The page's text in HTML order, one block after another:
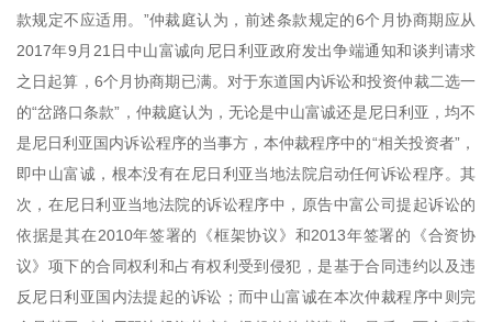
款规定不应适用。”仲裁庭认为，前述条款规定的6个月协商期应从
2017年9月21日中山富诚向尼日利亚政府发出争端通知和谈判请求
之日起算，6个月协商期已满。对于东道国内诉讼和投资仲裁二选一
的“岔路口条款”，仲裁庭认为，无论是中山富诚还是尼日利亚，均不
是尼日利亚国内诉讼程序的当事方，本仲裁程序中的“相关投资者”，
即中山富诚，根本没有在尼日利亚当地法院启动任何诉讼程序。其
次，在尼日利亚当地法院的诉讼程序中，原告中富公司提起诉讼的
依据是其在2010年签署的《框架协议》和2013年签署的《合资协
议》项下的合同权利和占有权利受到侵犯，是基于合同违约以及违
反尼日利亚国内法提起的诉讼；而中山富诚在本次仲裁程序中则完